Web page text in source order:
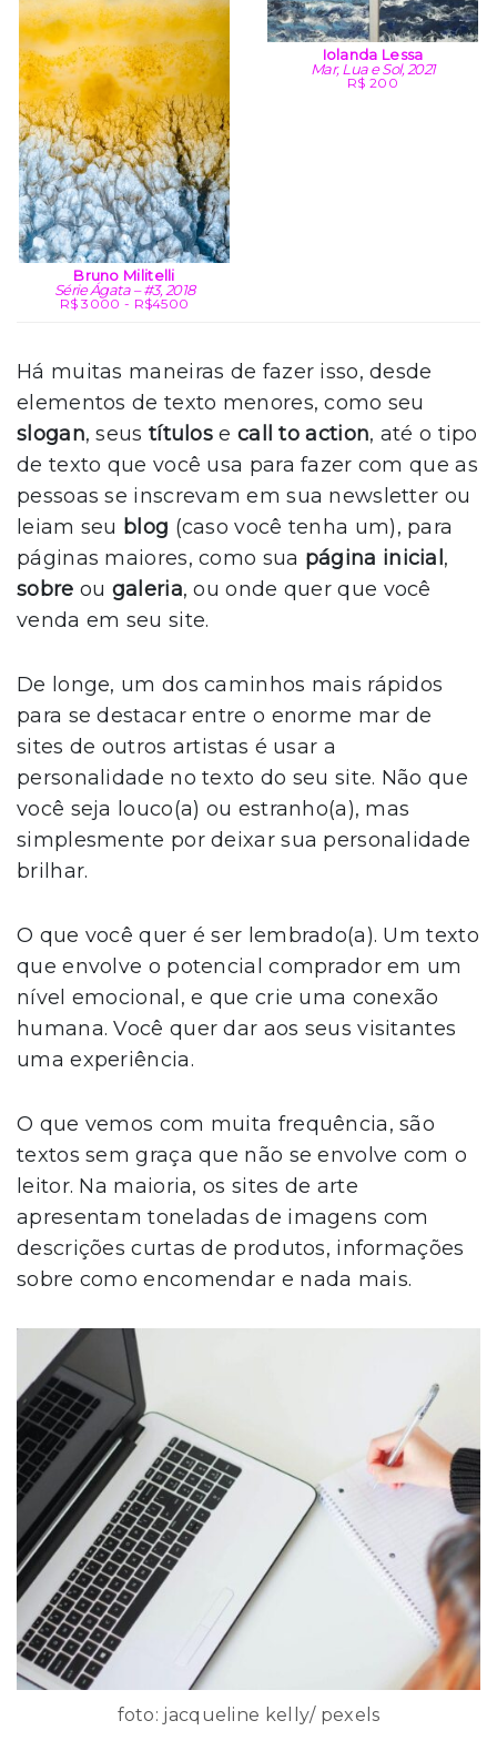
Bruno Militelli
Série Ágata – #3, 2018
R$ 3000 - R$4500
Iolanda Lessa
Mar, Lua e Sol, 2021
R$ 200
Há muitas maneiras de fazer isso, desde
elementos de texto menores, como seu
slogan, seus títulos e call to action, até o tipo
de texto que você usa para fazer com que as
pessoas se inscrevam em sua newsletter ou
leiam seu blog (caso você tenha um), para
páginas maiores, como sua página inicial ,
sobre ou galeria, ou onde quer que você
venda em seu site.
De longe, um dos caminhos mais rápidos
para se destacar entre o enorme mar de
sites de outros artistas é usar a
personalidade no texto do seu site. Não que
você seja louco(a) ou estranho(a), mas
simplesmente por deixar sua personalidade
brilhar.
O que você quer é ser lembrado(a). Um texto
que envolve o potencial comprador em um
nível emocional, e que crie uma conexão
humana. Você quer dar aos seus visitantes
uma experiência.
O que vemos com muita frequência, são
textos sem graça que não se envolve com o
leitor. Na maioria, os sites de arte
apresentam toneladas de imagens com
descrições curtas de produtos, informações
sobre como encomendar e nada mais.
foto: jacqueline kelly/ pexels